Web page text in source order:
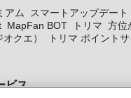
アム
スマートアップデー
MapFan BOT トリマ 方位
クエ）
トリマ ポイントサ
ビス